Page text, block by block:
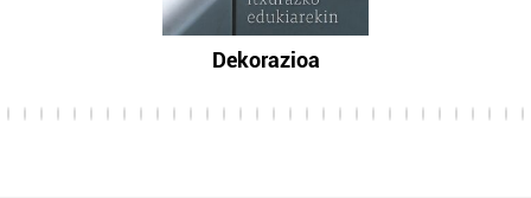
Dekorazioa